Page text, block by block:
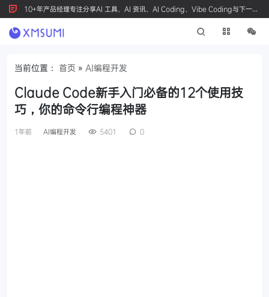
10+年产品经理专注分享AI 工具、AI 资讯、AI Coding、Vibe Coding与下一代
产品创新，按 Ctrl+D 收藏我们
当前位置： 首页 » AI编程开发
Claude Code新手入门必备的12个使用技
巧，你的命令行编程神器
1年前 AI编程开发 5401 0